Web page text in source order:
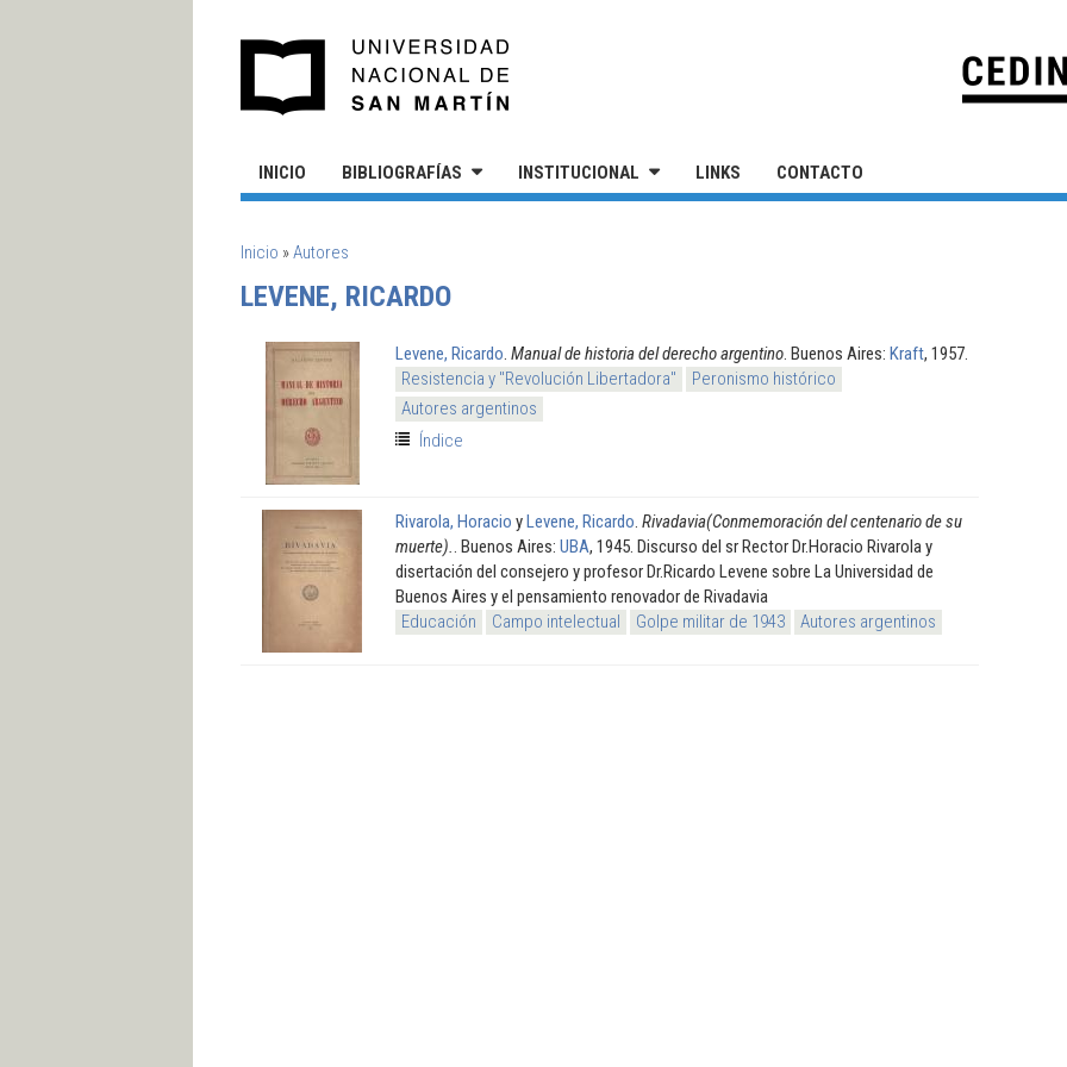
INICIO BIBLIOGRAFÍAS INSTITUCIONAL LINKS CONTACTO
SE ENCUENTRA USTED AQUÍ
Inicio »Autores
LEVENE, RICARDO
Levene, Ricardo Manual de historia del derecho argentino . Buenos Aires: Kraft, 1957.
Resistencia y "Revolución Libertadora"
Peronismo histórico
Autores argentinos
Índice
Rivarola, Horacio yLevene, Ricardo Rivadavia(Conmemoración del centenario de su
muerte).
. Buenos Aires: UBA, 1945. Discurso del sr Rector Dr.Horacio Rivarola y
disertación del consejero y profesor Dr.Ricardo Levene sobre La Universidad de
Buenos Aires y el pensamiento renovador de Rivadavia
Educación
Campo intelectual Golpe militar de 1943 Autores argentinos